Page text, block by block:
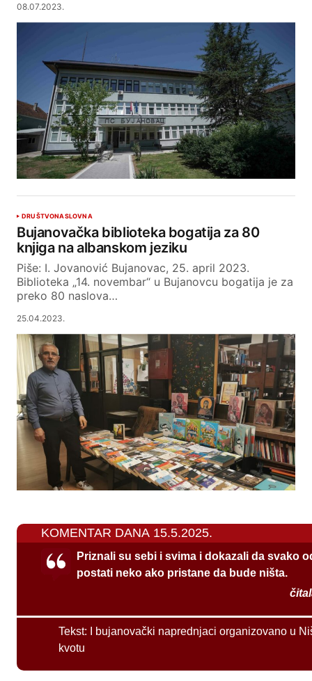
08.07.2023.
DRUŠTVONASLOVNA
Bujanovačka biblioteka bogatija za 80
knjiga na albanskom jeziku
Piše: I. Jovanović Bujanovac, 25. april 2023.
Biblioteka „14. novembar“ u Bujanovcu bogatija je za
preko 80 naslova…
25.04.2023.
KOMENTAR DANA 15.5.2025.
Priznali su sebi i svima i dokazali da svako
postati neko ako pristane da bude ništa.
Tekst:
I bujanovački naprednjaci organizovano u
kvotu